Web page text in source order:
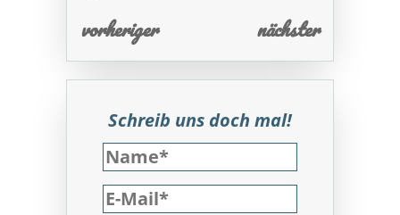
vorheriger nächster
Schreib uns doch mal!